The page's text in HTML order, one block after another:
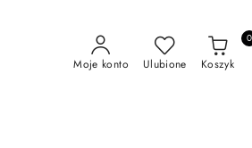
Moje konto Ulubione Koszyk
0